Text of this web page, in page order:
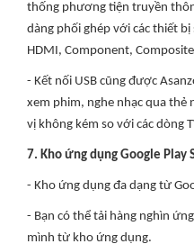
thống phương tiện truyền
dàng phối ghép với các thiết
HDMI, Component,
- Kết nối USB cũng được
xem phim, nghe nhạc qua thẻ
vị không kém so với các dòng
7. Kho ứng dụng Google Play
- Kho ứng dụng đa dạng từ
- Bạn có thể tải hàng nghìn
mình từ kho ứng dụng.